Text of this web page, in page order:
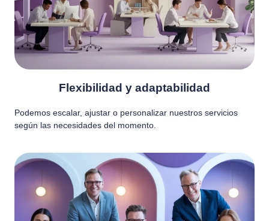
Flexibilidad y adaptabilidad
Podemos escalar, ajustar o personalizar nuestros servicios
según las necesidades del momento.